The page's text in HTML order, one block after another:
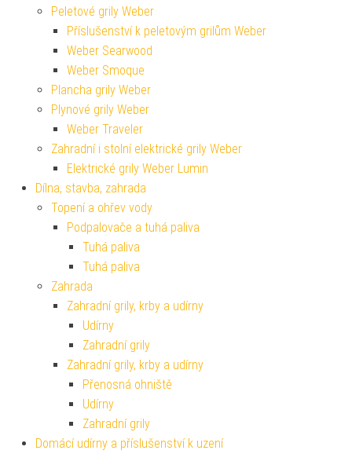
Peletové grily Weber
Příslušenství k peletovým grilům Weber
Weber Searwood
Weber Smoque
Plancha grily Weber
Plynové grily Weber
Weber Traveler
Zahradní i stolní elektrické grily Weber
Elektrické grily Weber Lumin
Dílna, stavba, zahrada
Topení a ohřev vody
Podpalovače a tuhá paliva
Tuhá paliva
Tuhá paliva
Zahrada
Zahradní grily, krby a udírny
Udírny
Zahradní grily
Zahradní grily, krby a udírny
Přenosná ohniště
Udírny
Zahradní grily
Domácí udírny a příslušenství k uzení